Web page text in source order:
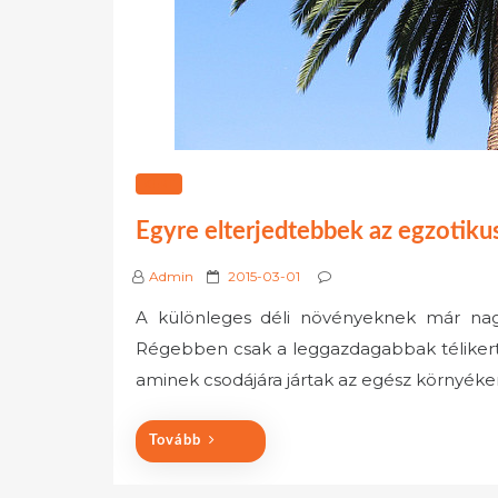
Egyre elterjedtebbek az
Admin
P
s
t
o
2015-03-01
A különleges déli növényeknek már
Régebben csak a leggazdagabbak
aminek csodájára jártak az egész
Tovább